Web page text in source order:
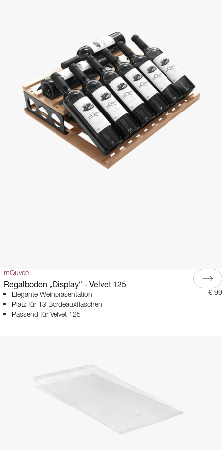
mQuvée
Regalboden „Display“ - Velvet 125
Elegante Weinpräsentation
Platz für 13 Bordeauxflaschen
Passend für Velvet 125
€ 99